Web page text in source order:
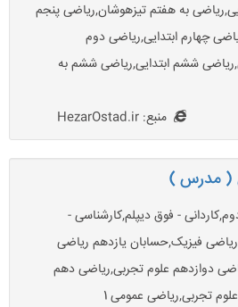
به هفتم تیزهوشان,ریاضی پنجم
چهارم ابتدایی,ریاضی دوم
ششم ابتدایی,ریاضی ششم به
منبع: HezarOstad.ir
( مدرس )
- فوق دیپلم,کارشناسی -
فیزیک,حسابان یازدهم ریاضی
1 و 2 و 3,ریاضی دوازدهم علوم تجربی,ریاضی دهم
ریاضی فیزیک,ریاضی دهم علوم تجربی,ریاضی عمومی 1